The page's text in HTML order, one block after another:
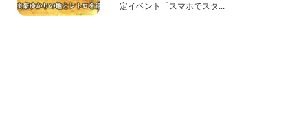
定イベント「スマホでスタ...